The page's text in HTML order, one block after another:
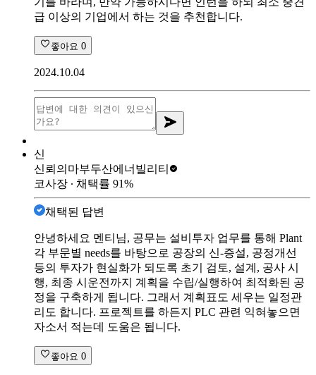
급 이상의 기업에서 하는 것을 추천합니다.
좋아요 0
2024.10.04
신
신뢰의마부두산에너빌리티
코사장 ∙ 채택률 91%
채택된 답변
안녕하세요 멘티님, 공무는 설비투자 업무를 통해 Plant
각 부문별 needs를 바탕으로 공장의 신-증설, 공정개선
등의 투자가 현실화가 되도록 초기 검토, 설계, 공사 시
행, 최종 시운전까지 계획을 수립/실행하여 최적화된 공
정을 구축하게 됩니다. 그래서 계획표도 세우는 일정관
리도 합니다. 프로젝트를 하든지 PLC 관련 익혀놓으면
자소서 적는데 도움은 됩니다.
좋아요 0